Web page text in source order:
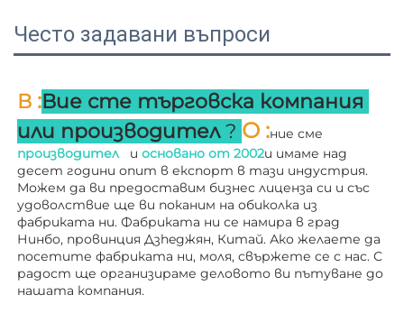
Често задавани въпроси
В :Вие сте търговска компания
или производител ? О :
производител и основано от 2002и имаме над
десет години опит в експорт в тази индустрия.
Можем да ви предоставим бизнес лиценза си и със
удоволствие ще ви поканим на обиколка из
фабриката ни. Фабриката ни се намира в град
Нинбо, провинция Дзheджян, Китай. Ако желаете да
посетите фабриката ни, моля, свържете се с нас. С
радост ще организираме деловото ви пътуване до
нашата компания.